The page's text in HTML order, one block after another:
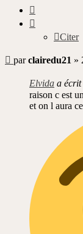
Citer
Message
non
parclairedu21 »
Elvida a écrit
raison c est
et on l aura